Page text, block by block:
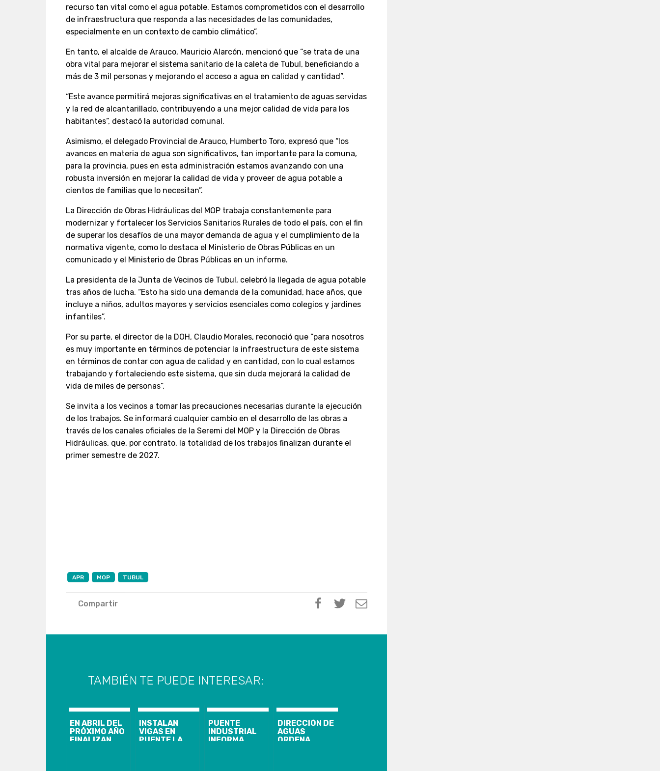
recurso tan vital como el agua potable. Estamos comprometidos con el desarrollo
de infraestructura que responda a las necesidades de las comunidades,
especialmente en un contexto de cambio climático”.
En tanto, el alcalde de Arauco, Mauricio Alarcón, mencionó que “se trata de una
obra vital para mejorar el sistema sanitario de la caleta de Tubul, beneficiando a
más de 3 mil personas y mejorando el acceso a agua en calidad y cantidad”.
“Este avance permitirá mejoras significativas en el tratamiento de aguas servidas
y la red de alcantarillado, contribuyendo a una mejor calidad de vida para los
habitantes”, destacó la autoridad comunal.
Asimismo, el delegado Provincial de Arauco, Humberto Toro, expresó que “los
avances en materia de agua son significativos, tan importante para la comuna,
para la provincia, pues en esta administración estamos avanzando con una
robusta inversión en mejorar la calidad de vida y proveer de agua potable a
cientos de familias que lo necesitan”.
La Dirección de Obras Hidráulicas del MOP trabaja constantemente para
modernizar y fortalecer los Servicios Sanitarios Rurales de todo el país, con el fin
de superar los desafíos de una mayor demanda de agua y el cumplimiento de la
normativa vigente, como lo destaca el Ministerio de Obras Públicas en un
comunicado y el Ministerio de Obras Públicas en un informe.
La presidenta de la Junta de Vecinos de Tubul, celebró la llegada de agua potable
tras años de lucha. “Esto ha sido una demanda de la comunidad, hace años, que
incluye a niños, adultos mayores y servicios esenciales como colegios y jardines
infantiles”.
Por su parte, el director de la DOH, Claudio Morales, reconoció que “para nosotros
es muy importante en términos de potenciar la infraestructura de este sistema
en términos de contar con agua de calidad y en cantidad, con lo cual estamos
trabajando y fortaleciendo este sistema, que sin duda mejorará la calidad de
vida de miles de personas”.
Se invita a los vecinos a tomar las precauciones necesarias durante la ejecución
de los trabajos. Se informará cualquier cambio en el desarrollo de las obras a
través de los canales oficiales de la Seremi del MOP y la Dirección de Obras
Hidráulicas, que, por contrato, la totalidad de los trabajos finalizan durante el
primer semestre de 2027.
APR MOP TUBUL
Compartir
TAMBIÉN TE PUEDE INTERESAR:
EN ABRIL DEL
PRÓXIMO AÑO
FINALIZAN
INSTALAN
VIGAS EN
PUENTE LA
PUENTE
INDUSTRIAL
INFORMA
DIRECCIÓN DE
AGUAS
ORDENA